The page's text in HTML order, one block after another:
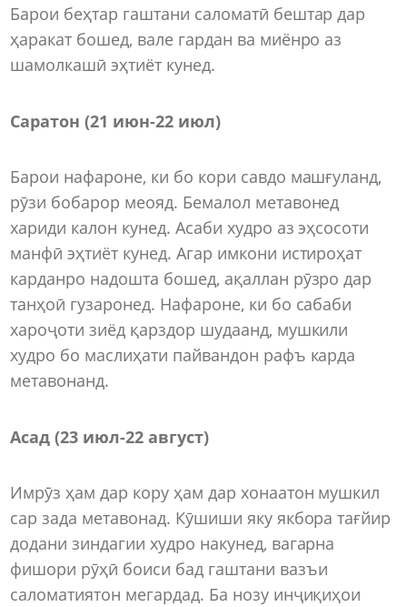
Барои беҳтар гаштани саломатӣ бештар дар
ҳаракат бошед, вале гардан ва миёнро аз
шамолкашӣ эҳтиёт кунед.
Саратон (21 июн-22 июл)
Барои нафароне, ки бо кори савдо машғуланд,
рӯзи бобарор меояд. Бемалол метавонед
хариди калон кунед. Асаби худро аз эҳсосоти
манфӣ эҳтиёт кунед. Агар имкони истироҳат
карданро надошта бошед, ақаллан рӯзро дар
танҳоӣ гузаронед. Нафароне, ки бо сабаби
хароҷоти зиёд қарздор шудаанд, мушкили
худро бо маслиҳати пайвандон рафъ карда
метавонанд.
Асад (23 июл-22 август)
Имрӯз ҳам дар кору ҳам дар хонаатон мушкил
сар зада метавонад. Кӯшиши яку якбора тағйир
додани зиндагии худро накунед, вагарна
фишори рӯҳӣ боиси бад гаштани вазъи
саломатиятон мегардад. Ба нозу инҷиқиҳои